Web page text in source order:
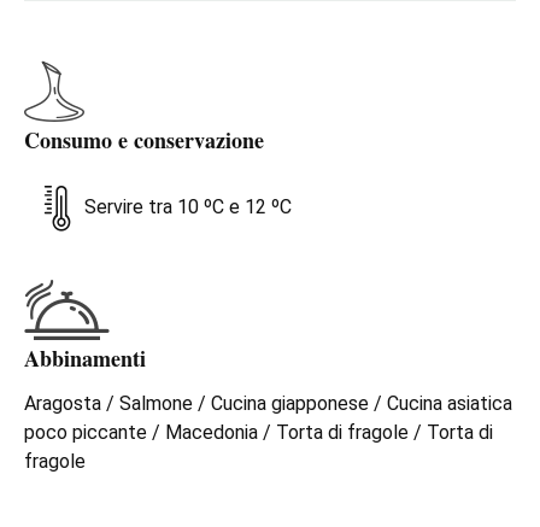
Consumo e conservazione
Servire tra 10 ºC e 12 ºC
Abbinamenti
Aragosta / Salmone / Cucina giapponese / Cucina asiatica
poco piccante / Macedonia / Torta di fragole / Torta di
fragole